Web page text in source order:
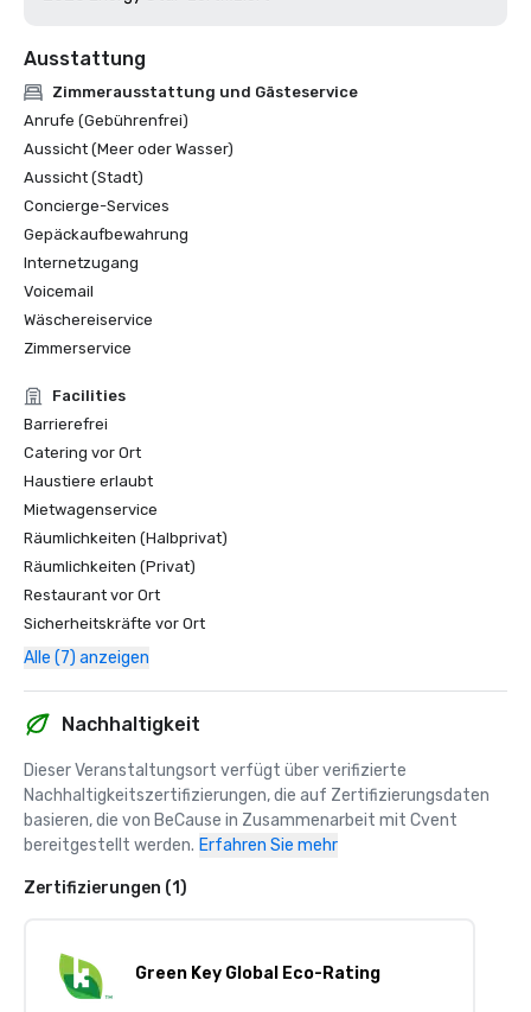
Ausstattung
Zimmerausstattung und Gästeservice
Anrufe (Gebührenfrei)
Aussicht (Meer oder Wasser)
Aussicht (Stadt)
Concierge-Services
Gepäckaufbewahrung
Internetzugang
Voicemail
Wäschereiservice
Zimmerservice
Facilities
Barrierefrei
Catering vor Ort
Haustiere erlaubt
Mietwagenservice
Räumlichkeiten (Halbprivat)
Räumlichkeiten (Privat)
Restaurant vor Ort
Sicherheitskräfte vor Ort
Alle (7) anzeigen
Nachhaltigkeit
Dieser Veranstaltungsort verfügt über verifizierte
Nachhaltigkeitszertifizierungen, die auf Zertifizierungsdaten
basieren, die von BeCause in Zusammenarbeit mit Cvent
bereitgestellt werden. Erfahren Sie mehr
Zertifizierungen (1)
Green Key Global Eco-Rating